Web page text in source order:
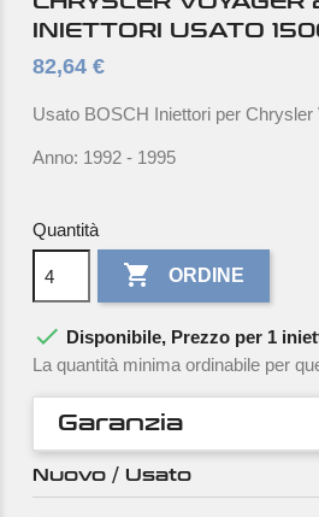
INIETTORI USATO
82,64 €
Usato BOSCH Iniettori per
Anno: 1992 - 1995
Quantità
 ORDINE
 Disponibile, Prezzo per 1
La quantità minima ordinabile per
Garanzia
Nuovo / Usato